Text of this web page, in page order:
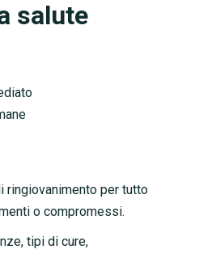
salute
ringiovanimento per tutto
o compromessi.
tipi di cure,